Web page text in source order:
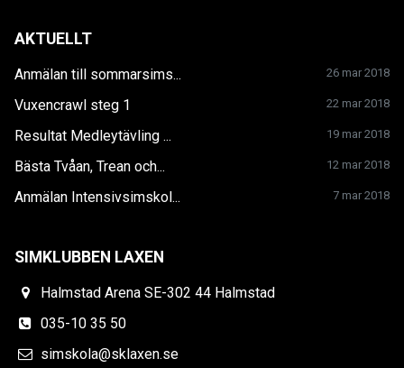
AKTUELLT
Anmälan till sommarsims... 26 mar 2018
Vuxencrawl steg 1 22 mar 2018
Resultat Medleytävling ... 19 mar 2018
Bästa Tvåan, Trean och... 12 mar 2018
Anmälan Intensivsimskol... 7 mar 2018
SIMKLUBBEN LAXEN
Halmstad Arena SE-302 44 Halmstad
035-10 35 50
simskola@sklaxen.se